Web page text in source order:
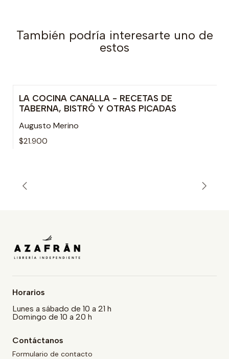
También podría interesarte uno de
estos
LA COCINA CANALLA - RECETAS DE
TABERNA, BISTRÓ Y OTRAS PICADAS
Augusto Merino
$21.900
Horarios
Lunes a sábado de 10 a 21 h
Domingo de 10 a 20 h
Contáctanos
Formulario de contacto